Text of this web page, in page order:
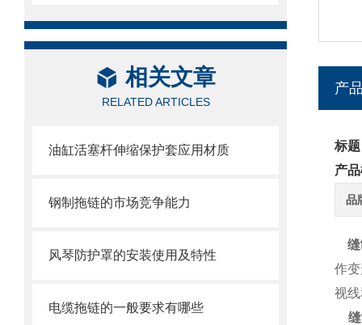
相关文章
RELATED ARTICLES
油缸活塞杆伸缩保护套应用材质
钢制拖链的市场竞争能力
风琴防护罩的安装使用及特性
电缆拖链的一般要求有哪些
产
标
产
品
缝
作
视
缝